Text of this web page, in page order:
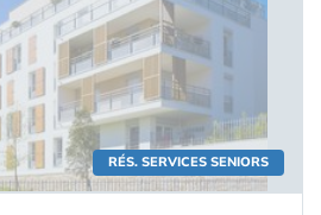
RÉS. SERVICES SENIORS